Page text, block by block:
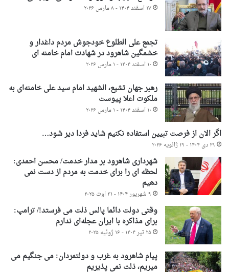
۱۷ اسفند ۱۴۰۴ - ۸ مارس ۲۰۲۶
تجمع علی الطلوع خودجوش مردم داغدار و
خشمگین شاهرود در شهادت امام خامنه ای
۱۰ اسفند ۱۴۰۴ - ۱ مارس ۲۰۲۶
رهبر جهان تشیع، الشهید امام سید علی خامنه‌ای به
ملکوت اعلا پیوست
۱۰ اسفند ۱۴۰۴ - ۱ مارس ۲۰۲۶
اگر الان از فرصت تبیین استفاده نکنیم شاید فردا دیر شود…
۲۹ دی ۱۴۰۴ - ۱۹ ژانویه ۲۰۲۶
شهرداری شاهرود بر مدار خدمت/ محسن احمدی:
لحظه ای را برای خدمت به مردم از دست نمی
دهیم
۹ شهریور ۱۴۰۴ - ۳۱ اوت ۲۰۲۵
وقتی دولت دائما پالس ذلت می فرستد!/ ترامپ:
برای مذاکره با ایران عجله‌ای ندارم
۲۵ تیر ۱۴۰۴ - ۱۶ ژوئیه ۲۰۲۵
پیام شاهرود به غرب و دولتمردان: می جنگیم می
میریم، ذلت نمی پذیریم